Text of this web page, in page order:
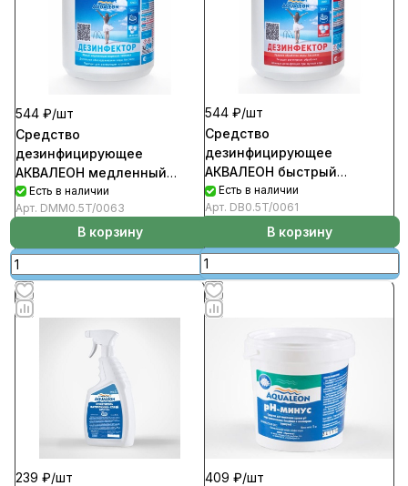
544 ₽/шт
Средство
дезинфицирующее
АКВАЛЕОН медленный
стабилизированный хлор
20г таблетка 0,5кг (12шт/уп)
Есть в наличии
Арт. DMM0.5T/0063
В корзину
544 ₽/шт
Средство
дезинфицирующее
АКВАЛЕОН быстрый
стабилизированный хлор
20г таблетка 0,5кг (12шт/уп)
Есть в наличии
Арт. DB0.5T/0061
В корзину
239 ₽/шт
409 ₽/шт